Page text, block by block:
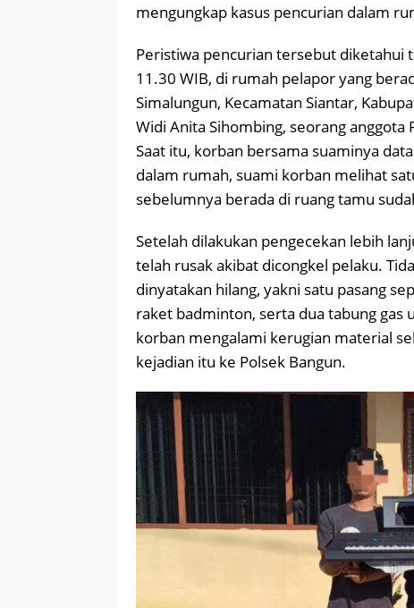
mengungkap kasus pencurian dalam
Peristiwa pencurian tersebut diketahui
11.30 WIB, di rumah pelapor yang
Simalungun, Kecamatan Siantar,
Widi Anita Sihombing, seorang
Saat itu, korban bersama suaminya
dalam rumah, suami korban melihat
sebelumnya berada di ruang tamu
Setelah dilakukan pengecekan lebih
telah rusak akibat dicongkel pelaku.
dinyatakan hilang, yakni satu pasang
raket badminton, serta dua tabung gas
korban mengalami kerugian material
kejadian itu ke Polsek Bangun.